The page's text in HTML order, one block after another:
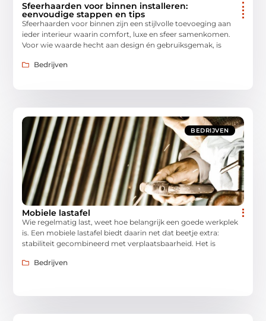
Sfeerhaarden voor binnen installeren:
eenvoudige stappen en tips
Sfeerhaarden voor binnen zijn een stijlvolle toevoeging aan
ieder interieur waarin comfort, luxe en sfeer samenkomen.
Voor wie waarde hecht aan design én gebruiksgemak, is
Bedrijven
BEDRIJVEN
Mobiele lastafel
Wie regelmatig last, weet hoe belangrijk een goede werkplek
is. Een mobiele lastafel biedt daarin net dat beetje extra:
stabiliteit gecombineerd met verplaatsbaarheid. Het is
Bedrijven